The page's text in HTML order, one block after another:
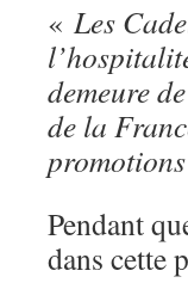
« Les
demeure
de la
Pendant
dans cette